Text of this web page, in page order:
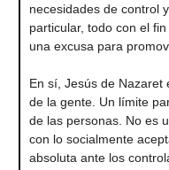
necesidades de control
particular, todo con el
una excusa para
En sí, Jesús de Nazaret
de la gente. Un límite
de las personas. No es
con lo socialmente
absoluta ante los